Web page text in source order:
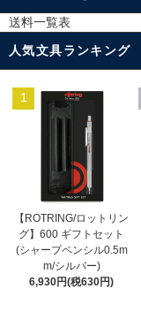
送料一覧表
人気文具ランキング
1
【ROTRING/ロットリン
グ】600 ギフトセット
(シャープペンシル0.5m
m/シルバー)
6,930円(税630円)